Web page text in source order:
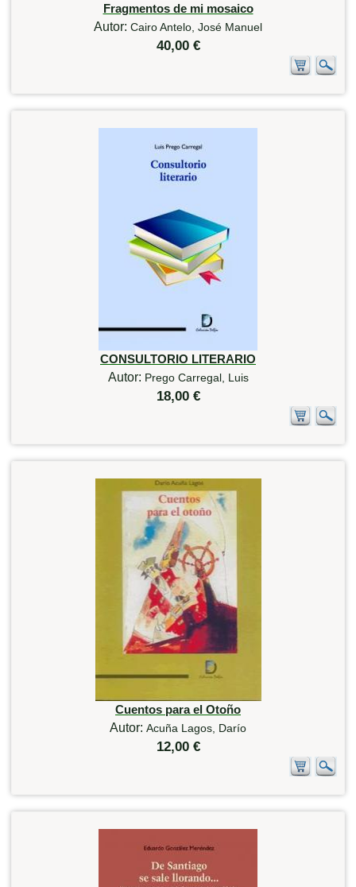
Fragmentos de mi mosaico
Autor: Cairo Antelo, José Manuel
40,00 €
CONSULTORIO LITERARIO
Autor: Prego Carregal, Luis
18,00 €
Cuentos para el Otoño
Autor: Acuña Lagos, Darío
12,00 €